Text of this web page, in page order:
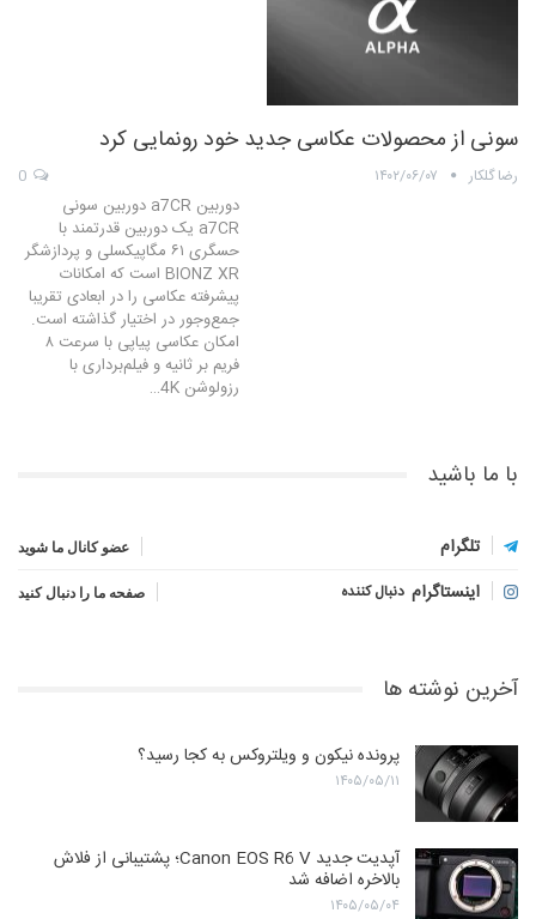
سونی از محصولات عکاسی جدید خود رونمایی کرد
رضا گلکار ۱۴۰۲/۰۶/۰۷
دوربین a7CR دوربین سونی
a7CR یک دوربین قدرتمند با
حسگری ۶۱ مگاپیکسلی و پردازشگر
BIONZ XR است که امکانات
پیشرفته عکاسی را در ابعادی تقریبا
جمع‌وجور در اختیار گذاشته است.
امکان عکاسی پیاپی با سرعت ۸
فریم بر ثانیه و فیلم‌برداری با
رزولوشن 4K…
با ما باشید
تلگرام عضو کانال ما شوید
اینستاگرام دنبال کننده صفحه ما را دنبال کنید
آخرین نوشته ها
پرونده نیکون و ویلتروکس به کجا رسید؟
۱۴۰۵/۰۵/۱۱
آپدیت جدید Canon EOS R6 V؛ پشتیبانی از فلاش
بالاخره اضافه شد
۱۴۰۵/۰۵/۰۴